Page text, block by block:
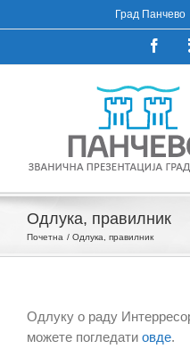
to
Град Панчево
Одлука, правилник
Почетна Одлука, правилник
Одлуку о раду
можете погледати овде.